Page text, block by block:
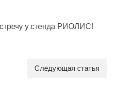
у стенда РИОЛИС!
Следующая статья